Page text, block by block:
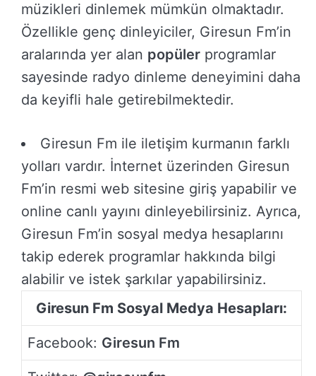
müzikleri dinlemek mümkün olmaktadır.
Özellikle genç dinleyiciler, Giresun Fm’in
aralarında yer alan popüler programlar
sayesinde radyo dinleme deneyimini daha
da keyifli hale getirebilmektedir.
Giresun Fm ile iletişim kurmanın farklı
yolları vardır. İnternet üzerinden Giresun
Fm’in resmi web sitesine giriş yapabilir ve
online canlı yayını dinleyebilirsiniz. Ayrıca,
Giresun Fm’in sosyal medya hesaplarını
takip ederek programlar hakkında bilgi
alabilir ve istek şarkılar yapabilirsiniz.
Giresun Fm Sosyal Medya Hesapları:
Facebook: Giresun Fm